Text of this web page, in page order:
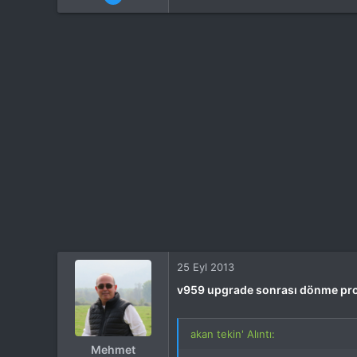
Mesajlar
Mehmet
25 Eyl 2013
v959 upgrade sonrası dönme
akan tekin' Alıntı: